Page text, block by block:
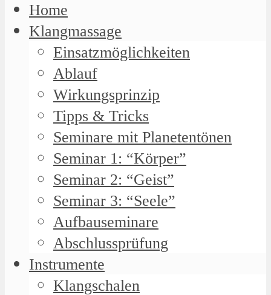
Home
Klangmassage
Einsatzmöglichkeiten
Ablauf
Wirkungsprinzip
Tipps & Tricks
Seminare mit Planetentönen
Seminar 1: “Körper”
Seminar 2: “Geist”
Seminar 3: “Seele”
Aufbauseminare
Abschlussprüfung
Instrumente
Klangschalen